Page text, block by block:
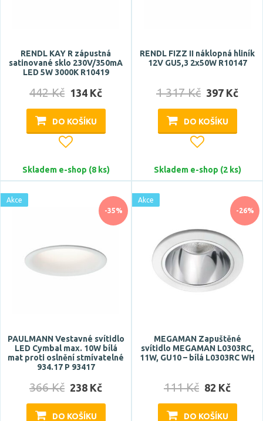
ano
ne
bílá
bronz
Materiál
kov
křišťál
Funkce
RENDL KAY R zápustná
satinované sklo 230V/350mA
LED 5W 3000K R10419
442 Kč 134 Kč
DO KOŠÍKU
Skladem e-shop (8 ks)
RENDL FIZZ II náklopná hliník
12V GU5,3 2x50W R10147
1 317 Kč 397 Kč
DO KOŠÍKU
Skladem e-shop (2 ks)
-35%
Akce
PAULMANN Vestavné svítidlo
LED Cymbal max. 10W bílá
mat proti oslnění stmívatelné
934.17 P 93417
366 Kč 238 Kč
DO KOŠÍKU
-26%
Akce
MEGAMAN Zapuštěné
svítidlo MEGAMAN L0303RC,
11W, GU10 – bílá L0303RC WH
111 Kč 82 Kč
DO KOŠÍKU